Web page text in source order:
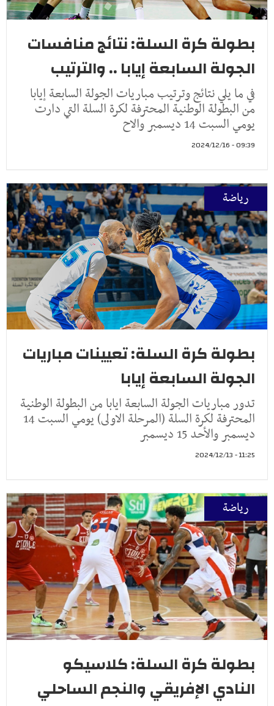
بطولة كرة السلة: نتائج منافسات
الجولة السابعة إيابا .. والترتيب
في ما يلي نتائج وترتيب مباريات الجولة السابعة إيابا
من البطولة الوطنية المحترفة لكرة السلة التي دارت
يومي السبت 14 ديسمبر والاح
09:39 - 2024/12/16
رياضة
بطولة كرة السلة: تعيينات مباريات
الجولة السابعة إيابا
تدور مباريات الجولة السابعة ايابا من البطولة الوطنية
المحترفة لكرة السلة (المرحلة الاولى) يومي السبت 14
ديسمبر والأحد 15 ديسمبر
11:25 - 2024/12/13
رياضة
بطولة كرة السلة: كلاسيكو
النادي الإفريقي والنجم الساحلي